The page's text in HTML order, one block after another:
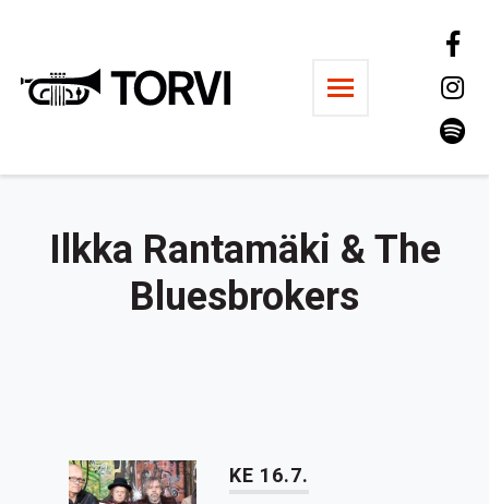
Ravintola Torvi
Ilkka Rantamäki & The
Bluesbrokers
KE 16.7.